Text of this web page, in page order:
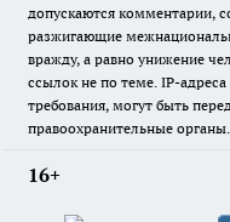
допускаются комментарии,
разжигающие
вражду, а равно унижение
ссылок не по теме. IP-
требования, могут быть
правоохранительные органы.
16+